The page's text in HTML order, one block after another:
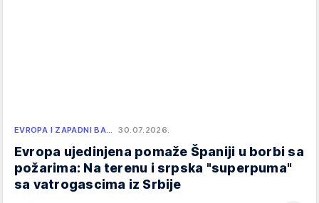
EVROPA I ZAPADNI BA… 30.07.2026.
Evropa ujedinjena pomaže Španiji u borbi sa
požarima: Na terenu i srpska "superpuma"
sa vatrogascima iz Srbije